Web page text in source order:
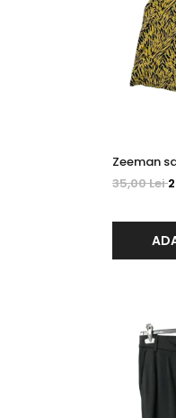
35,00 Lei